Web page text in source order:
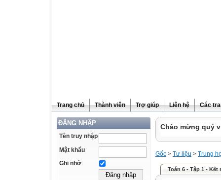
Trang chủ Thành viên Trợ giúp Liên hệ Các
ĐĂNG NHẬP
Tên truy nhập
Mật khẩu
Ghi nhớ
Chào mừng quý
Gốc > Tư liệu > Trung
Toán 6 - Tập 1 -